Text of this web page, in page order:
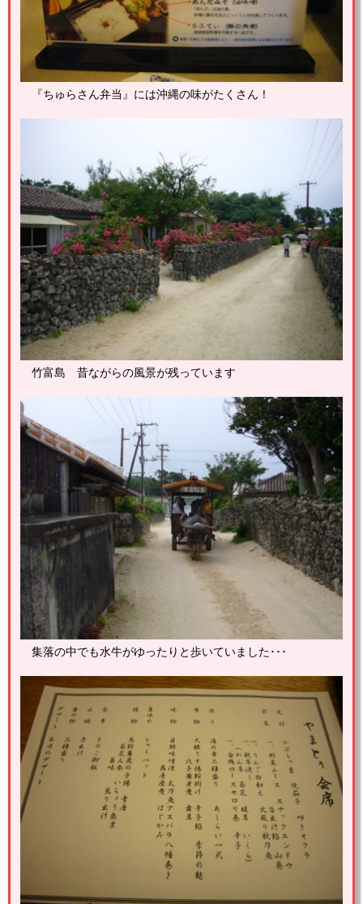
『ちゅらさん弁当』には沖縄の味がたくさん！
竹富島 昔ながらの風景が残っています
集落の中でも水牛がゆったりと歩いていました･･･